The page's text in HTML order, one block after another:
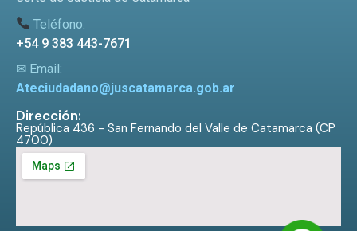
Teléfono:
+54 9 383 443-7671
✉ Email:
Ateciudadano@juscatamarca.gob.ar
Dirección:
República 436 - San Fernando del Valle de Catamarca (CP
4700)